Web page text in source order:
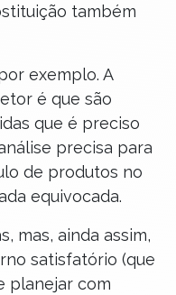
também
exemplo. A
é que são
que é preciso
precisa para
de produtos no
equivocada.
mas, ainda assim,
satisfatório (que
planejar com